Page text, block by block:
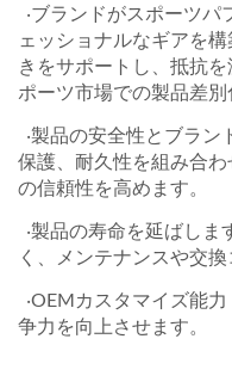
‧ブランドがスポーツパ
ェッショナルなギアを
きをサポートし、抵抗
ポーツ市場での製品差別
‧製品の安全性とブラ
保護、耐久性を組み合
の信頼性を高めます。
‧製品の寿命を延ばし
く、メンテナンスや交換
‧OEMカスタマイズ能
争力を向上させます。